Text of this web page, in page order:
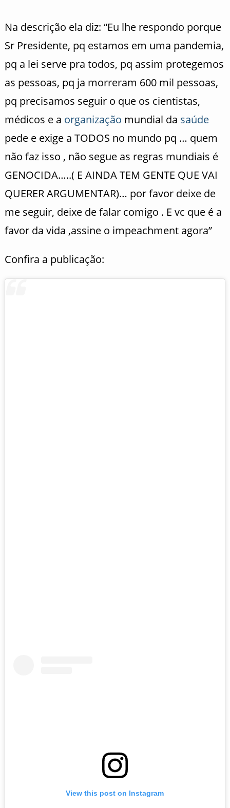
Na descrição ela diz: “Eu lhe respondo porque
Sr Presidente, pq estamos em uma pandemia,
pq a lei serve pra todos, pq assim protegemos
as pessoas, pq ja morreram 600 mil pessoas,
pq precisamos seguir o que os cientistas,
médicos e a organização mundial da saúde
pede e exige a TODOS no mundo pq … quem
não faz isso , não segue as regras mundiais é
GENOCIDA…..( E AINDA TEM GENTE QUE VAI
QUERER ARGUMENTAR)… por favor deixe de
me seguir, deixe de falar comigo . E vc que é a
favor da vida ,assine o impeachment agora”
Confira a publicação:
View this post on Instagram